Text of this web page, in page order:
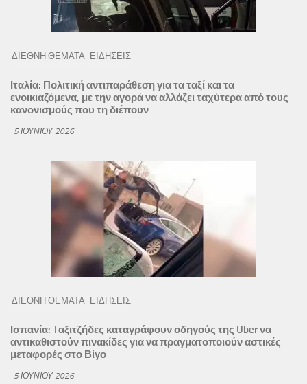
ΔΙΕΘΝΗ ΘΕΜΑΤΑ ΕΙΔΗΣΕΙΣ
Ιταλία: Πολιτική αντιπαράθεση για τα ταξί και τα
ενοικιαζόμενα, με την αγορά να αλλάζει ταχύτερα από τους
κανονισμούς που τη διέπουν
5 ΙΟΥΝΊΟΥ 2026
ΔΙΕΘΝΗ ΘΕΜΑΤΑ ΕΙΔΗΣΕΙΣ
Ισπανία: Tαξιτζήδες καταγράφουν οδηγούς της Uber να
αντικαθιστούν πινακίδες για να πραγματοποιούν αστικές
μεταφορές στο Βίγο
5 ΙΟΥΝΊΟΥ 2026